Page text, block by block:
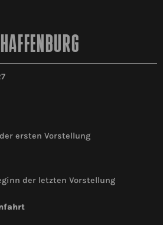
ersten Vorstellung
der letzten Vorstellung